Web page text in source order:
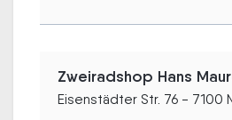
Zweiradshop Hans
Eisenstädter Str. 76 - 7100